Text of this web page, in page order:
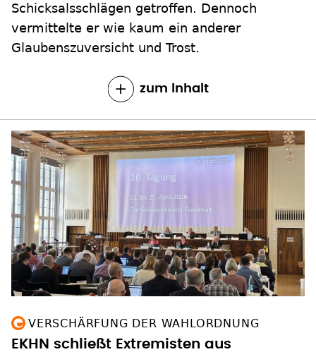
Schicksalsschlägen getroffen. Dennoch
vermittelte er wie kaum ein anderer
Glaubenszuversicht und Trost.
zum Inhalt
VERSCHÄRFUNG DER WAHLORDNUNG
EKHN schließt Extremisten aus